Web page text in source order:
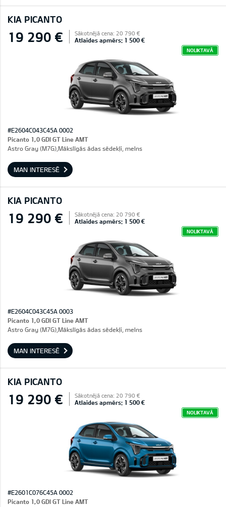
KIA PICANTO
19 290 € Sākotnējā cena: 20 790 €
Atlaides apmērs: 1 500 €
NOLIKTAVĀ
#E2604C043C45A 0002
Picanto 1,0 GDI GT Line AMT
Astro Gray (M7G),Mākslīgās ādas sēdekļi, melns
MAN INTERESĒ
KIA PICANTO
19 290 € Sākotnējā cena: 20 790 €
Atlaides apmērs: 1 500 €
NOLIKTAVĀ
#E2604C043C45A 0003
Picanto 1,0 GDI GT Line AMT
Astro Gray (M7G),Mākslīgās ādas sēdekļi, melns
MAN INTERESĒ
KIA PICANTO
19 290 € Sākotnējā cena: 20 790 €
Atlaides apmērs: 1 500 €
NOLIKTAVĀ
#E2601C076C45A 0002
Picanto 1,0 GDI GT Line AMT